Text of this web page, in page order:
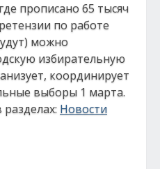
прописано 65 тысяч
по работе
можно
избирательную
координирует
выборы 1 марта.
Новости